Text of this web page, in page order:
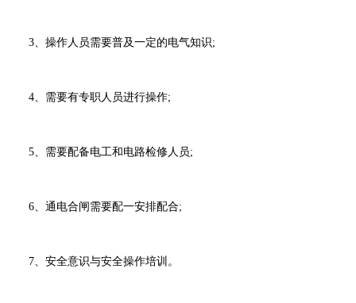
3、操作人员需要普及一定的电气知识;
4、需要有专职人员进行操作;
5、需要配备电工和电路检修人员;
6、通电合闸需要配一安排配合;
7、安全意识与安全操作培训。